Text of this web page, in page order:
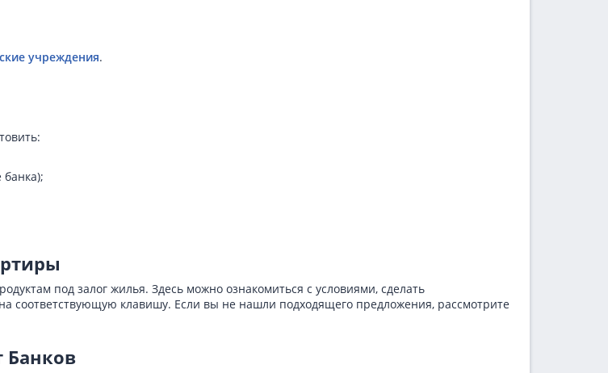
учреждения.
под залог жилья. Здесь можно ознакомиться с условиями, сделать
соответствующую клавишу. Если вы не нашли подходящего предложения, рассмотрите
Банков